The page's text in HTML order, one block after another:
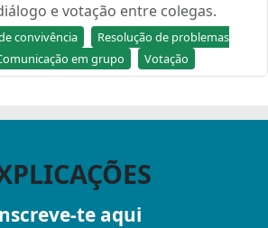
e votação entre colegas.
convivência
Resolução de problemas
em grupo Votação
te aqui